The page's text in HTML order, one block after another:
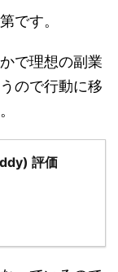
です。
で理想の副業
ので行動に移
評価